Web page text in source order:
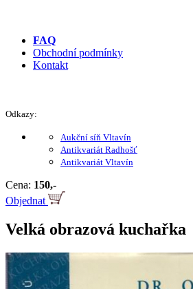
FAQ
Obchodní podmínky
Kontakt
Odkazy:
Aukční síň Vltavín
Antikvariát Radhošť
Antikvariát Vltavín
Cena: 150,-
Objednat
Velká obrazová kuchařka